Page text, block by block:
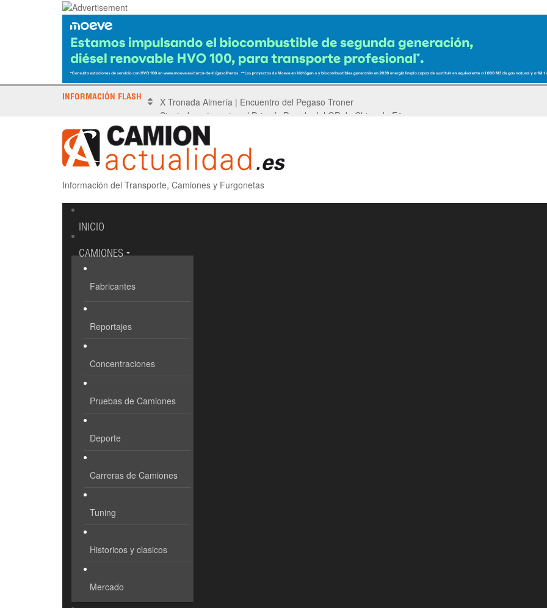
INFORMACIÓN FLASH Sinotruk protagoniza el Driver’s Parade del GP de China de F1
Información del Transporte, Camiones y Furgonetas
INICIO
CAMIONES
Fabricantes
Reportajes
Concentraciones
Pruebas de Camiones
Deporte
Carreras de Camiones
Tuning
Historicos y clasicos
Mercado